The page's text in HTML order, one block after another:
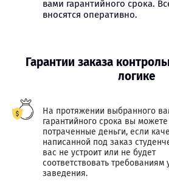
вами гарантийного срока.
вносятся оперативно.
Гарантии заказа
логике
На протяжении выбранного
гарантийного срока вы
потраченные деньги, если
написанной под заказ
вас не устроит или не будет
соответствовать требованиям
заведения.